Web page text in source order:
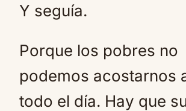
Y seguía.
Porque los pobres no
podemos acostarnos
todo el día. Hay que